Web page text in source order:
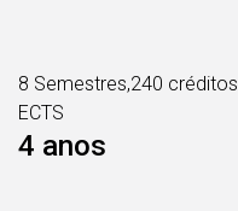
8 Semestres,240 créditos
ECTS
4 anos